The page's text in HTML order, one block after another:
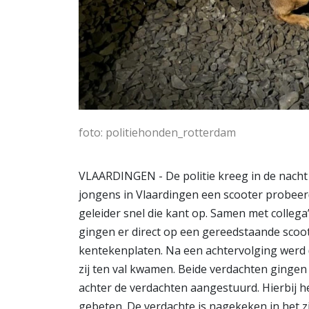
foto: politiehonden_rotterdam
VLAARDINGEN - De politie kreeg in de
jongens in Vlaardingen een scooter
geleider snel die kant op. Samen met
gingen er direct op een gereedstaande
kentekenplaten. Na een achtervolging
zij ten val kwamen. Beide verdachten
achter de verdachten aangestuurd. Hierbij